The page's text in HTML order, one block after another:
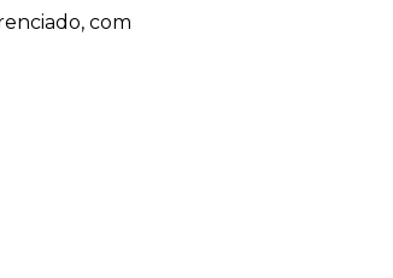
com